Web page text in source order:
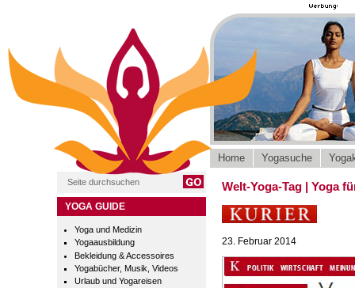
YOGA GUIDE
Yoga und Medizin
Yogaausbildung
Bekleidung & Accessoires
Yogabücher, Musik, Videos
Urlaub und Yogareisen
Home Yogasuche
Welt-Yoga-Tag | Yoga
23. Februar 2014